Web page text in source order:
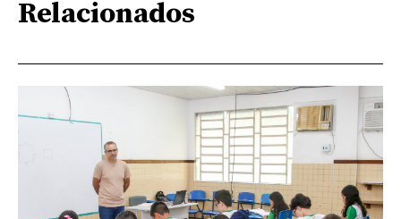
Relacionados